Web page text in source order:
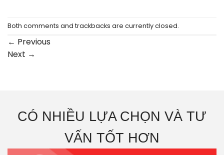
Both comments and trackbacks are currently closed.
← Previous
Next →
CÓ NHIỀU LỰA CHỌN VÀ TƯ
VẤN TỐT HƠN